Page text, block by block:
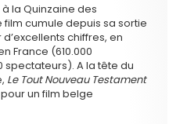
la Quinzaine des
film cumule depuis sa sortie
chiffres, en
France (610.000
spectateurs). A la tête du
Le Tout Nouveau Testament
un film belge